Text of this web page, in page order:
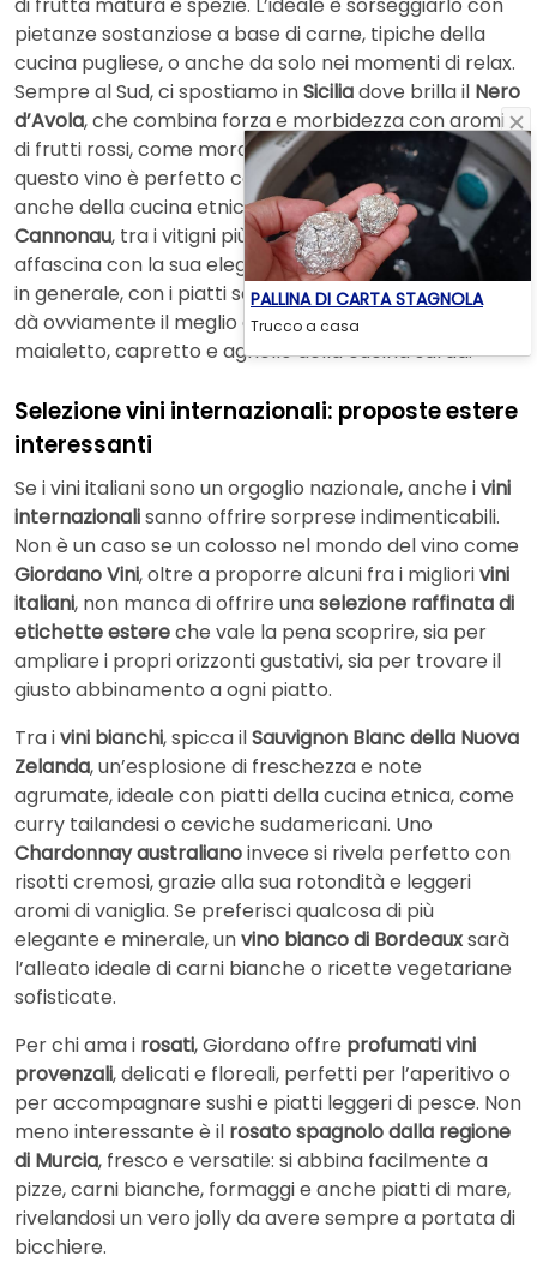
pietanze sostanziose a base di carne, tipiche della
cucina pugliese, o anche da solo nei momenti di relax.
Sempre al Sud, ci spostiamo inSiciliadove brilla il Nero
d’Avola, che combina forza e morbidezza con aromi
di frutti rossi, come mora e ribes, e spezie. Un calice di
questo vino è perfetto con piatti saporiti, piccanti,
anche della cucina etnica. InSardegna, infine, il
Cannonau, tra i vitigni più antichi del Mediterraneo,
affascina con la sua eleganza e complessità. Perfetto,
in generale, con i piatti saporiti della cucina italiana,
dà ovviamente il meglio di sé con pecorino sardo,
maialetto, capretto e agnello della cucina sarda.
Selezione vini internazionali: proposte estere
interessanti
Se i vini italiani sono un orgoglio nazionale, anche ivini
internazionalisanno offrire sorprese indimenticabili.
Non è un caso se un colosso nel mondo del vino come
Giordano Vini, oltre a proporre alcuni fra i migliorivini
italiani, non manca di offrire unaselezione raffinata di
etichette estereche vale la pena scoprire, sia per
ampliare i propri orizzonti gustativi, sia per trovare il
giusto abbinamento a ogni piatto.
Tra ivini bianchi, spicca ilSauvignon Blanc della Nuova
Zelanda, un’esplosione di freschezza e note
agrumate, ideale con piatti della cucina etnica, come
curry tailandesi o ceviche sudamericani. Uno
Chardonnay australianoinvece si rivela perfetto con
risotti cremosi, grazie alla sua rotondità e leggeri
aromi di vaniglia. Se preferisci qualcosa di più
elegante e minerale, unvino bianco di Bordeauxsarà
l’alleato ideale di carni bianche o ricette vegetariane
sofisticate.
Per chi ama i rosati, Giordano offre profumati vini
provenzali, delicati e floreali, perfetti per l’aperitivo o
per accompagnare sushi e piatti leggeri di pesce. Non
meno interessante è il rosato spagnolo dalla regione
di Murcia, fresco e versatile: si abbina facilmente a
pizze, carni bianche, formaggi e anche piatti di mare,
rivelandosi un vero jolly da avere sempre a portata di
bicchiere.
PALLINA DI CARTA STAGNOLA
Trucco a casa